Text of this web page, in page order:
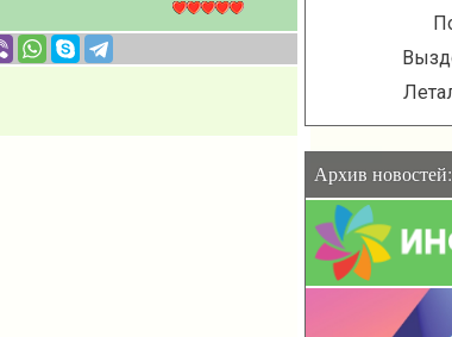
Архив новостей: